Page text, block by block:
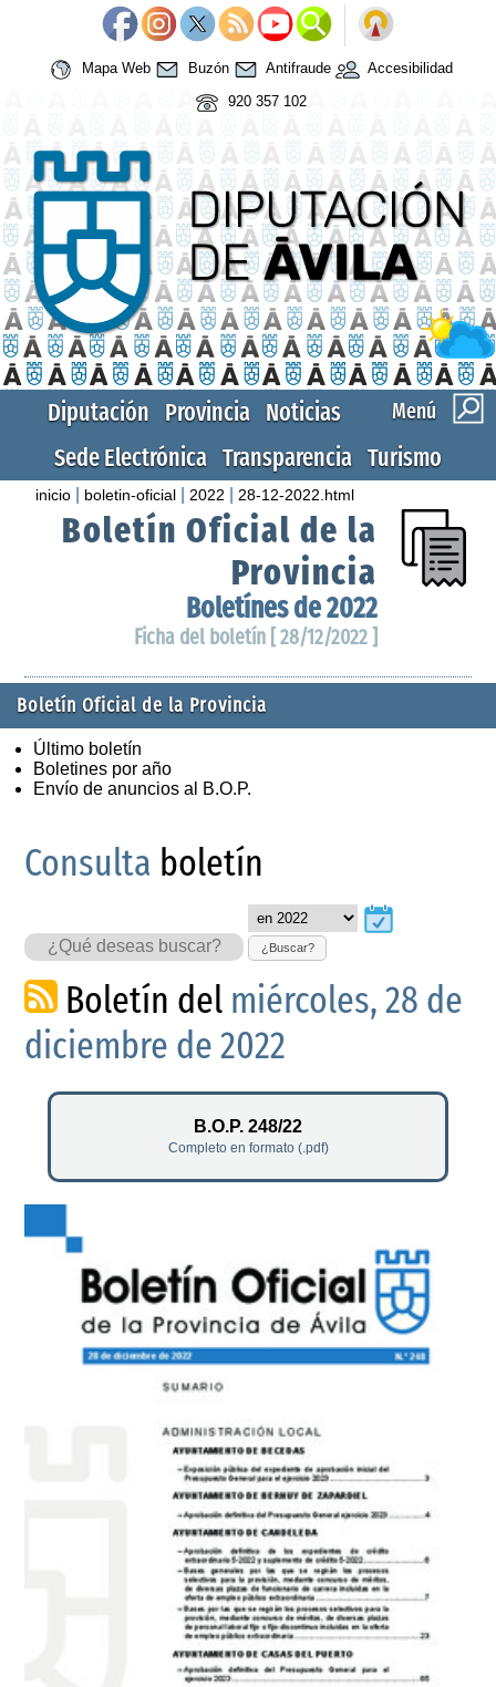
Mapa Web Buzón Antifraude
Accesibilidad
920 357 102
Menú
Diputación Provincia Noticias
Sede Electrónica Transparencia Turismo
inicio boletin-oficial 2022 28-12-2022.html
Boletín Oficial de la
Provincia
Boletínes de 2022
Ficha del boletín [ 28/12/2022 ]
Boletín Oficial de la Provincia
Último boletín
Boletines por año
Envío de anuncios al B.O.P.
Consulta boletín
¿Buscar?
Boletín del miércoles, 28 de
diciembre de 2022
B.O.P. 248/22
Completo en formato (.pdf)